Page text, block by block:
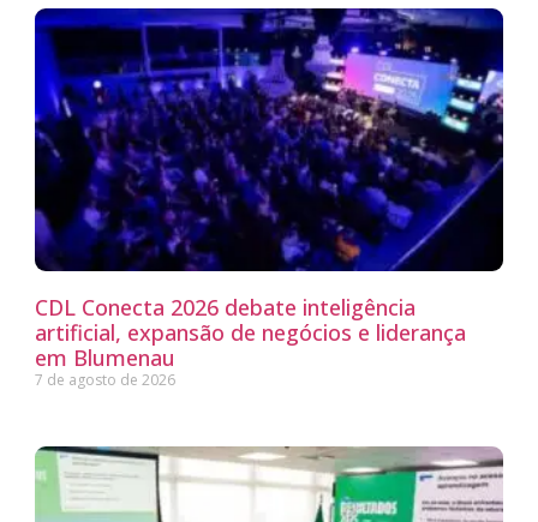
CDL Conecta 2026 debate inteligência
artificial, expansão de negócios e liderança
em Blumenau
7 de agosto de 2026